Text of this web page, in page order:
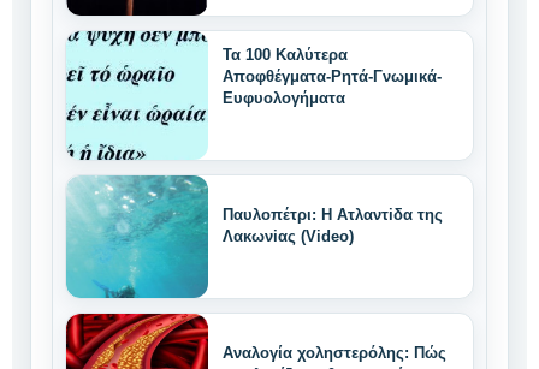
Τα 100 Καλύτερα
Αποφθέγματα-Ρητά-Γνωμικά-
Ευφυολογήματα
Παυλοπέτρι: Η Ατλαντiδα της
Λακωνiας (Video)
Αναλογία χοληστερόλης: Πώς